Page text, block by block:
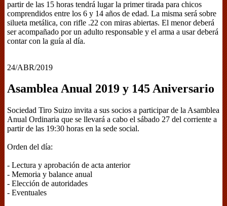
partir de las 15 horas tendrá lugar la primer tirada para chicos
comprendidos entre los 6 y 14 años de edad. La misma será sobre
silueta metálica, con rifle .22 con miras abiertas. El menor deberá
ser acompañado por un adulto responsable y el arma a usar deberá
contar con la guía al día.
24/ABR/2019
Asamblea Anual 2019 y 145 Aniversario
Sociedad Tiro Suizo invita a sus socios a participar de la Asamblea
Anual Ordinaria que se llevará a cabo el sábado 27 del corriente a
partir de las 19:30 horas en la sede social.
Orden del día:
- Lectura y aprobación de acta anterior
- Memoria y balance anual
- Elección de autoridades
- Eventuales